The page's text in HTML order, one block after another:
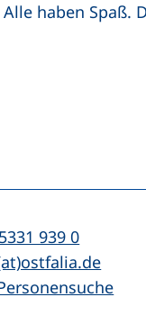
haben Spaß.
939 0(startet